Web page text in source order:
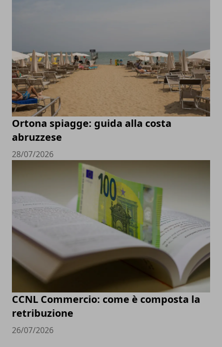
Ortona spiagge: guida alla costa
abruzzese
28/07/2026
CCNL Commercio: come è composta la
retribuzione
26/07/2026